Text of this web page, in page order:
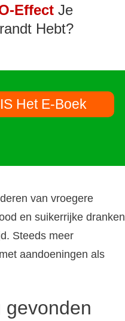
Effect Je
Hebt?
Het E-Boek
van vroegere
en suikerrijke dranken
Steeds meer
aandoeningen als
gevonden